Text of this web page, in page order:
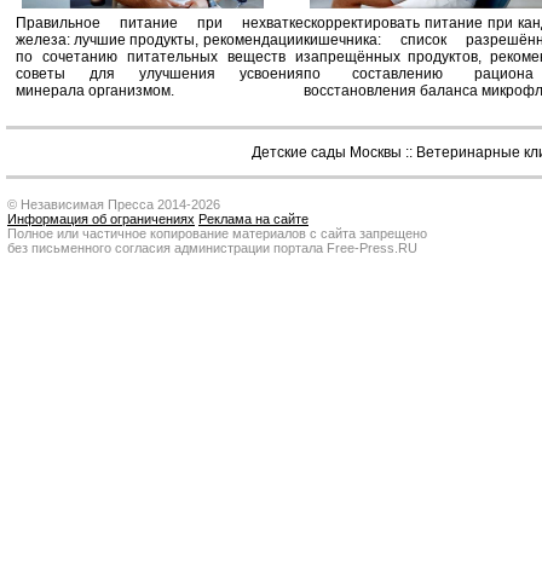
Правильное питание при нехватке
железа: лучшие продукты, рекомендации
по сочетанию питательных веществ и
советы для улучшения усвоения
минерала организмом.
скорректировать питание при
кишечника: список
запрещённых продуктов,
по составлению
восстановления баланса
Детские сады Москвы :: Ветеринарные
© Независимая Пресса 2014-2026
Информация об ограничениях Реклама на сайте
Полное или частичное копирование материалов с сайта запрещено
без письменного согласия администрации портала Free-Press.RU